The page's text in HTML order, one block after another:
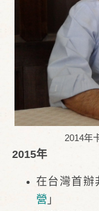
2014年
2015年
在台灣首辦
營 」